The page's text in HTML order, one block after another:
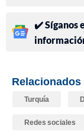
✔️ Síganos
Relacionados
Turquía
Redes sociales